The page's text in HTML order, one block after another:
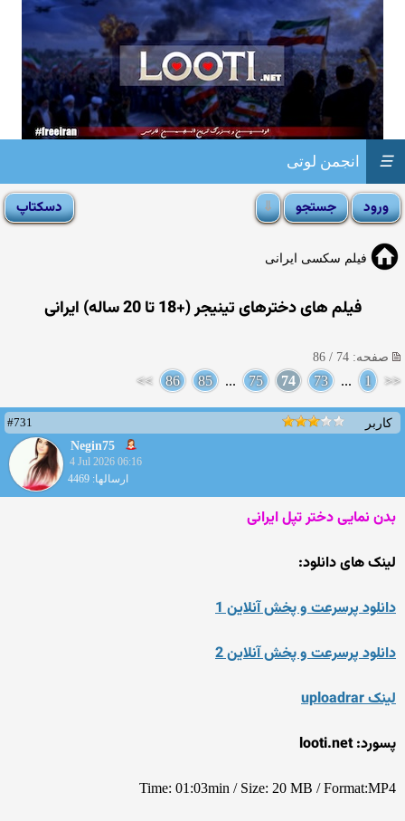
انجمن لوتی ☰
فیلم سکسی ایرانی
فیلم های دخترهای تینیجر (+18 تا 20 ساله) ایرانی
صفحه: 74 / 86
<<
1
...
73
74
75
...
85
86
>>
کاربر
#731
Negin75
4 Jul 2026 06:16
ارسالها: 4469
بدن نمایی دختر تپل ایرانی
لینک های دانلود:
دانلود پرسرعت و پخش آنلاین 1
دانلود پرسرعت و پخش آنلاین 2
لینک uploadrar
پسورد: looti.net
Time: 01:03min / Size: 20 MB / Format:MP4